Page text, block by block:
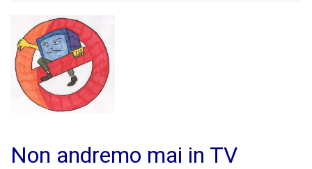
Non andremo mai in TV